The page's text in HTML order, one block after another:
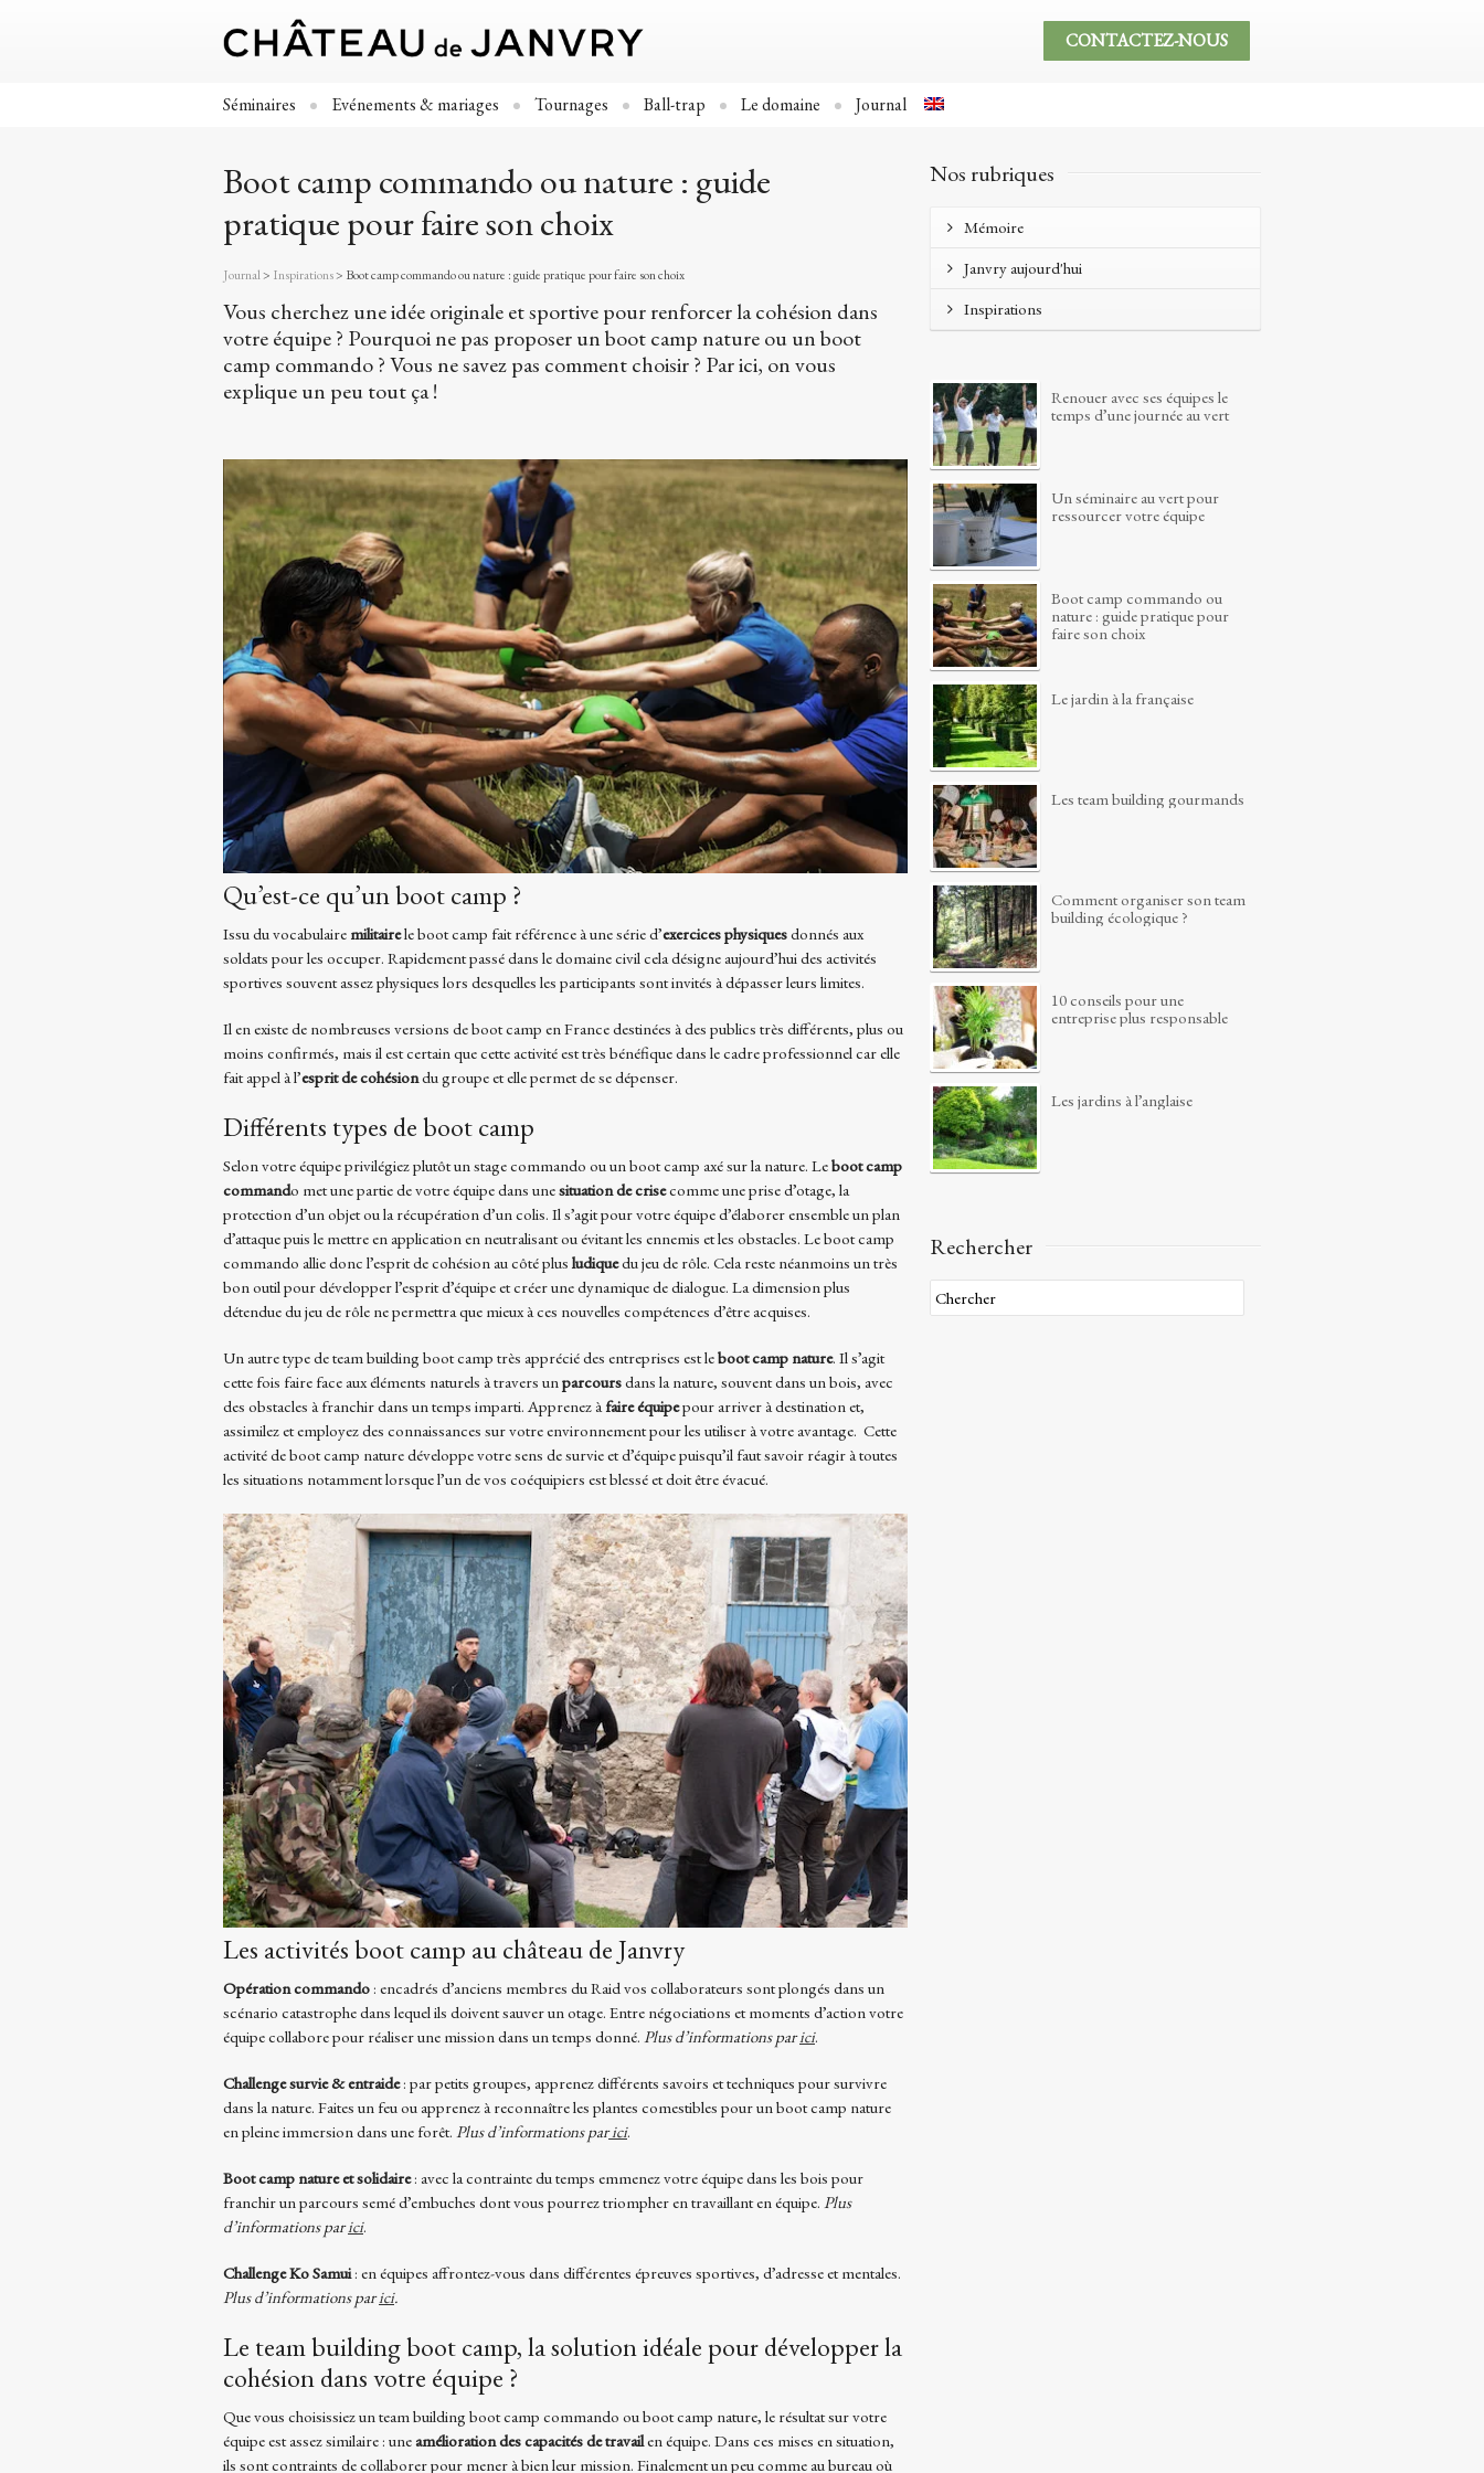
CONTACTEZ-NOUS
Séminaires Evénements & mariages Tournages Ball-trap Le domaine Journal
Boot camp commando ou nature : guide
pratique pour faire son choix
Journal> Inspirations> Boot camp commando ou nature : guide pratique pour faire son choix
Vous cherchez une idée originale et sportive pour renforcer la cohésion dans
votre équipe ? Pourquoi ne pas proposer un boot camp nature ou un boot
camp commando ? Vous ne savez pas comment choisir ? Par ici, on vous
explique un peu tout ça !
Qu’est-ce qu’un boot camp ?
Issu du vocabulaire militairele boot camp fait référence à une série d’exercices physiquesdonnés aux
soldats pour les occuper. Rapidement passé dans le domaine civil cela désigne aujourd’hui des activités
sportives souvent assez physiques lors desquelles les participants sont invités à dépasser leurs limites.
Il en existe de nombreuses versions de boot camp en France destinées à des publics très différents, plus ou
moins confirmés, mais il est certain que cette activité est très bénéfique dans le cadre professionnel car elle
fait appel à l’esprit de cohésiondu groupe et elle permet de se dépenser.
Différents types de boot camp
Selon votre équipe privilégiez plutôt un stage commando ou un boot camp axé sur la nature. Leboot camp
commando met une partie de votre équipe dans unesituation de crisecomme une prise d’otage, la
protection d’un objet ou la récupération d’un colis. Il s’agit pour votre équipe d’élaborer ensemble un plan
d’attaque puis le mettre en application en neutralisant ou évitant les ennemis et les obstacles. Le boot camp
commando allie donc l’esprit de cohésion au côté plus ludiquedu jeu de rôle. Cela reste néanmoins un très
bon outil pour développer l’esprit d’équipe et créer une dynamique de dialogue. La dimension plus
détendue du jeu de rôle ne permettra que mieux à ces nouvelles compétences d’être acquises.
Un autre type de team building boot camp très apprécié des entreprises est leboot camp nature. Il s’agit
cette fois faire face aux éléments naturels à travers unparcoursdans la nature, souvent dans un bois, avec
des obstacles à franchir dans un temps imparti. Apprenez àfaireéquipepour arriver à destination et,
assimilez et employez des connaissances sur votre environnement pour les utiliser à votre avantage. Cette
activité de boot camp nature développe votre sens de survie et d’équipe puisqu’il faut savoir réagir à toutes
les situations notamment lorsque l’un de vos coéquipiers est blessé et doit être évacué.
Les activités boot camp au château de Janvry
Opération commando : encadrés d’anciens membres du Raid vos collaborateurs sont plongés dans un
scénario catastrophe dans lequel ils doivent sauver un otage. Entre négociations et moments d’action votre
équipe collabore pour réaliser une mission dans un temps donné. Plus d’informations parici.
Challenge survie & entraide: par petits groupes, apprenez différents savoirs et techniques pour survivre
dans la nature. Faites un feu ou apprenez à reconnaître les plantes comestibles pour un boot camp nature
en pleine immersion dans une forêt. Plus d’informations parici.
Boot camp nature et solidaire: avec la contrainte du temps emmenez votre équipe dans les bois pour
franchir un parcours semé d’embuches dont vous pourrez triompher en travaillant en équipe. Plus
d’informations parici.
Challenge Ko Samui: en équipes affrontez-vous dans différentes épreuves sportives, d’adresse et mentales.
Plus d’informations parici.
Le team building boot camp, la solution idéale pour développer la
cohésion dans votre équipe ?
Que vous choisissiez un team building boot camp commando ou boot camp nature, le résultat sur votre
équipe est assez similaire : uneamélioration des capacités de travailen équipe. Dans ces mises en situation,
ils sont contraints de collaborer pour mener à bien leur mission. Finalement un peu comme au bureau où
Nos rubriques
Mémoire
Janvry aujourd'hui
Inspirations
Renouer avec ses équipes le
temps d’une journée au vert
Un séminaire au vert pour
ressourcer votre équipe
Boot camp commando ou
nature : guide pratique pour
faire son choix
Le jardin à la française
Les team building gourmands
Comment organiser son team
building écologique ?
10 conseils pour une
entreprise plus responsable
Les jardins à l’anglaise
Rechercher